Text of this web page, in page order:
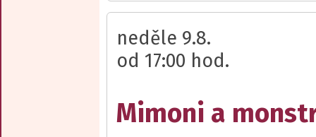
neděle 9.8.
od 17:00 hod.
Mimoni a